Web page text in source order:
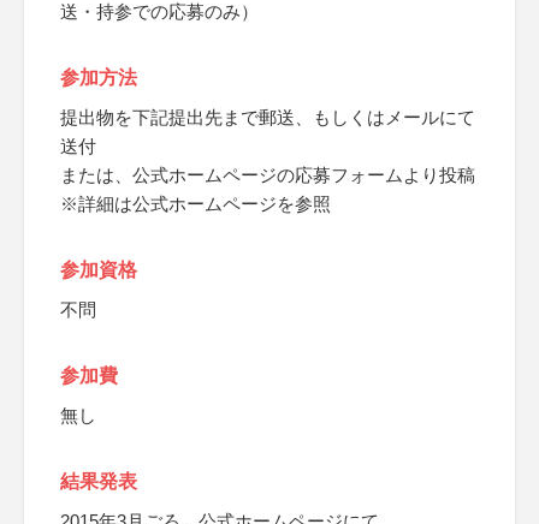
送・持参での応募のみ）
参加方法
提出物を下記提出先まで郵送、もしくはメールにて
送付
または、公式ホームページの応募フォームより投稿
※詳細は公式ホームページを参照
参加資格
不問
参加費
無し
結果発表